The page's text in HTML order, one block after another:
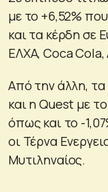
με το +6,52%
και τα κέρδη σε
ΕΛΧΑ, Coca Cola,
Από την άλλη, τα
και η Quest με
όπως και το -
οι Τέρνα
Μυτιληναίος.